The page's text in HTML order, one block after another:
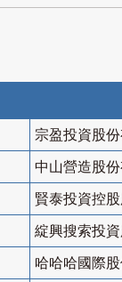
宗盈投資股份
中山營造股份
賢泰投資控
綻興搜索投
哈哈哈國際